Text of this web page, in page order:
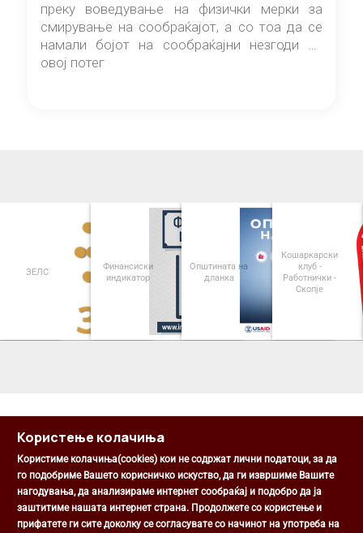
преку воведување на физички мерки за
смирување на сообраќајот, а со тоа да се
намали бојот на сообраќајни незгоди на
овој потег
ЗЕЛС
Финансиски
индикатор
Општината на
дланка
Кошаркарски
клуб -
Работнички -
Скопје
Општина Центар
Михаил Цоков бр. 1, Скопје
Користење колачиња
Користиме колачиња(cookies) кои не содржат лични податоци, за да
го подобриме Вашето корисничко искуство, да ги извршиме Вашите
нагодувања, да анализираме интернет сообраќај и подобро да ја
заштитиме нашата интернет страна. Продолжете со користење и
прифатете ги сите доколку се согласувате со начинот на употреба на